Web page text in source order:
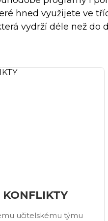
hned využijete ve
vydrží déle než do
učitelskému týmu